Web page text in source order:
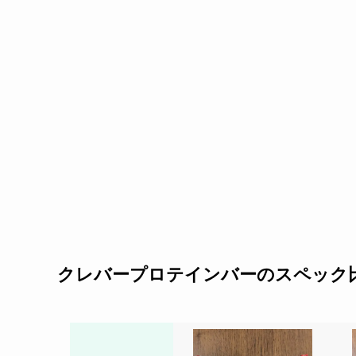
クレバープロテインバーのスペック